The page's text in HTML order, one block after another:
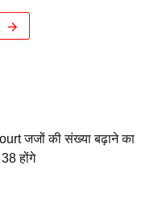
जजों की संख्या बढ़ाने का
होंगे